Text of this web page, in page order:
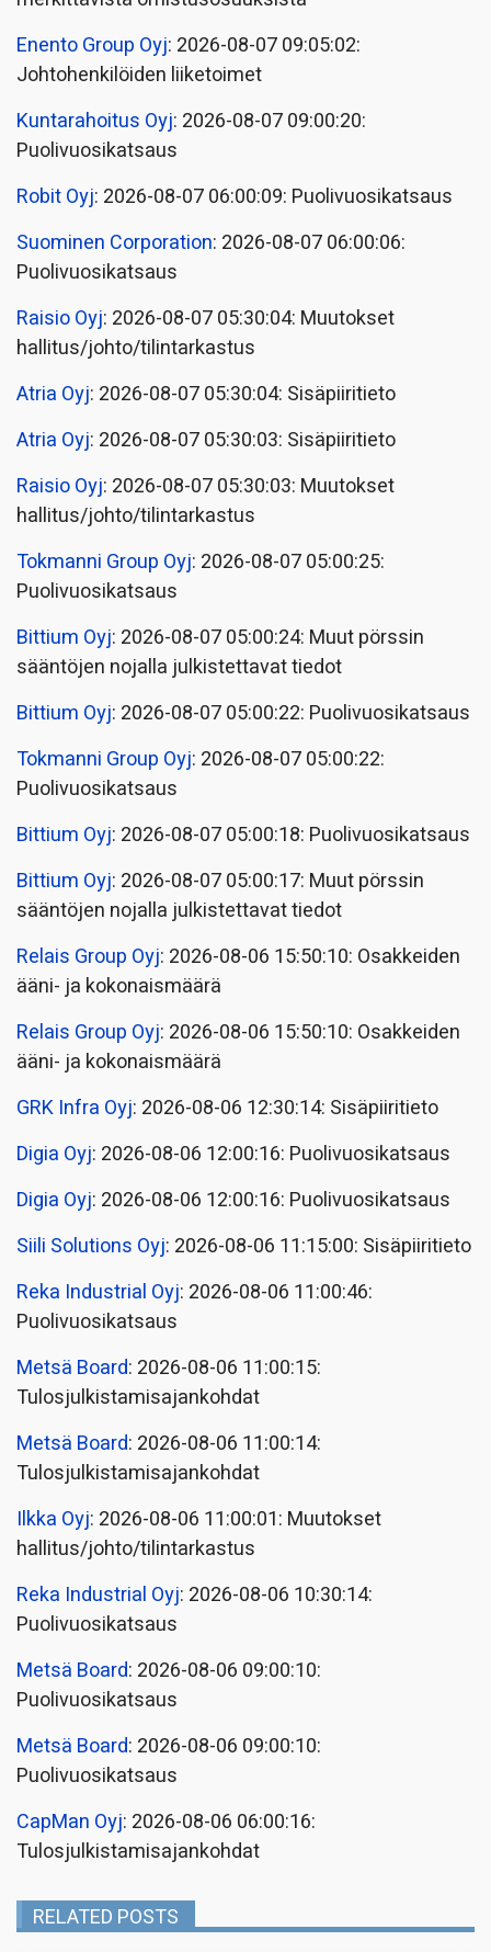
Enento Group Oyj: 2026-08-07 09:05:02:
Johtohenkilöiden liiketoimet
Kuntarahoitus Oyj: 2026-08-07 09:00:20:
Puolivuosikatsaus
Robit Oyj: 2026-08-07 06:00:09: Puolivuosikatsaus
Suominen Corporation: 2026-08-07 06:00:06:
Puolivuosikatsaus
Raisio Oyj: 2026-08-07 05:30:04: Muutokset
hallitus/johto/tilintarkastus
Atria Oyj: 2026-08-07 05:30:04: Sisäpiiritieto
Atria Oyj: 2026-08-07 05:30:03: Sisäpiiritieto
Raisio Oyj: 2026-08-07 05:30:03: Muutokset
hallitus/johto/tilintarkastus
Tokmanni Group Oyj: 2026-08-07 05:00:25:
Puolivuosikatsaus
Bittium Oyj: 2026-08-07 05:00:24: Muut pörssin
sääntöjen nojalla julkistettavat tiedot
Bittium Oyj: 2026-08-07 05:00:22: Puolivuosikatsaus
Tokmanni Group Oyj: 2026-08-07 05:00:22:
Puolivuosikatsaus
Bittium Oyj: 2026-08-07 05:00:18: Puolivuosikatsaus
Bittium Oyj: 2026-08-07 05:00:17: Muut pörssin
sääntöjen nojalla julkistettavat tiedot
Relais Group Oyj: 2026-08-06 15:50:10: Osakkeiden
ääni- ja kokonaismäärä
Relais Group Oyj: 2026-08-06 15:50:10: Osakkeiden
ääni- ja kokonaismäärä
GRK Infra Oyj: 2026-08-06 12:30:14: Sisäpiiritieto
Digia Oyj: 2026-08-06 12:00:16: Puolivuosikatsaus
Digia Oyj: 2026-08-06 12:00:16: Puolivuosikatsaus
Siili Solutions Oyj: 2026-08-06 11:15:00: Sisäpiiritieto
Reka Industrial Oyj: 2026-08-06 11:00:46:
Puolivuosikatsaus
Metsä Board: 2026-08-06 11:00:15:
Tulosjulkistamisajankohdat
Metsä Board: 2026-08-06 11:00:14:
Tulosjulkistamisajankohdat
Ilkka Oyj: 2026-08-06 11:00:01: Muutokset
hallitus/johto/tilintarkastus
Reka Industrial Oyj: 2026-08-06 10:30:14:
Puolivuosikatsaus
Metsä Board: 2026-08-06 09:00:10:
Puolivuosikatsaus
Metsä Board: 2026-08-06 09:00:10:
Puolivuosikatsaus
CapMan Oyj: 2026-08-06 06:00:16:
Tulosjulkistamisajankohdat
RELATED POSTS